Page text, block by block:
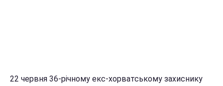
22 червня 36-річному екс-хорватському захиснику